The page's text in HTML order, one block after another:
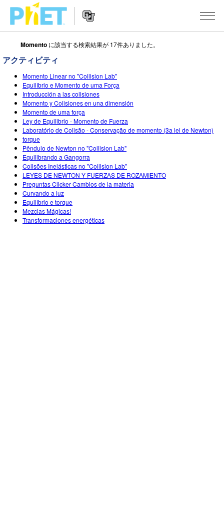
Search
the
PhET
Website
Navigation
シミュレーション
All Sims
物理
数学
化学
地球科学
生物
翻訳版シミュレーション
STUDIO
About Studio
Customizable Sims
Start a Free Trial
Purchase a License
TEACHING
アクティビティ一覧
Contribute an Activity
Activity Contribution Guidelines
Virtual Workshops
Professional Learning with PhET
研究
INITIATIVES
Inclusive Design
PhET Global
Data Fluency
ログイン / 登録
ログイン / 登録
Momento に該当する検索結果が 17件ありました。
アクティビティ
Momento Linear no "Collision Lab"
Equilíbrio e Momento de uma Força
Introducción a las colisiones
Momento y Colisiones en una dimensión
Momento de uma força
Ley de Equilibrio - Momento de Fuerza
Laboratório de Colisão - Conservação de momento (3a lei de Newton)
torque
Pêndulo de Newton no "Collision Lab"
Equilibrando a Gangorra
Colisões Inelásticas no "Collision Lab"
LEYES DE NEWTON Y FUERZAS DE ROZAMIENTO
Preguntas Clicker Cambios de la materia
Curvando a luz
Equilíbrio e torque
Mezclas Mágicas!
Transformaciones energéticas